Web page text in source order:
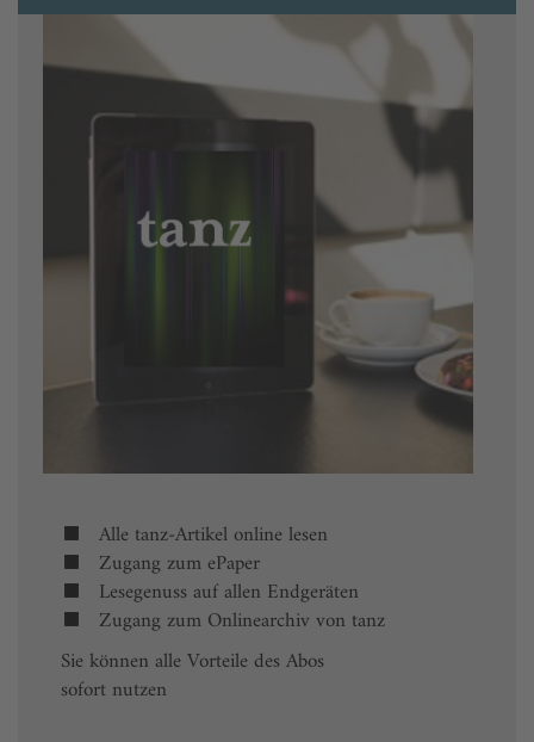
Alle tanz-Artikel online lesen
Zugang zum ePaper
Lesegenuss auf allen Endgeräten
Zugang zum Onlinearchiv von tanz
Sie können alle Vorteile des Abos
sofort nutzen